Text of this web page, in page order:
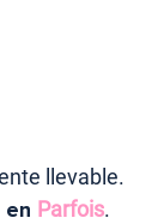
llevable.
en Parfois.